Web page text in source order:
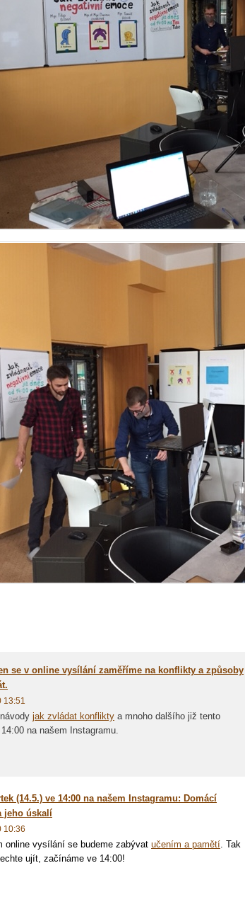
se v online vysílání zaměříme na konflikty a způsoby
13:51
jak zvládat konflikty a mnoho dalšího již tento
na našem Instagramu.
(14.5.) ve 14:00 na našem Instagramu: Domácí
jeho úskalí
10:36
online vysílání se budeme zabývat učením a pamětí. Tak
ujít, začínáme ve 14:00!